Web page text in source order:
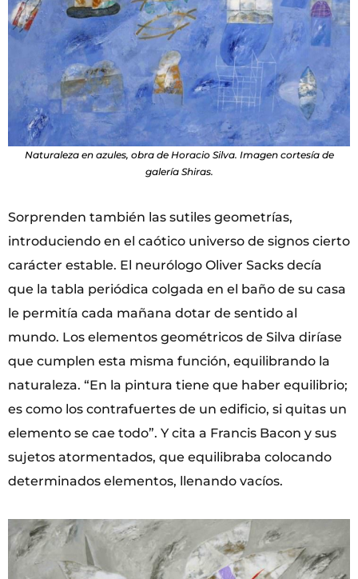
Naturaleza en azules, obra de Horacio Silva. Imagen cortesía de
galería Shiras.
Sorprenden también las sutiles geometrías,
introduciendo en el caótico universo de signos cierto
carácter estable. El neurólogo Oliver Sacks decía
que la tabla periódica colgada en el baño de su casa
le permitía cada mañana dotar de sentido al
mundo. Los elementos geométricos de Silva diríase
que cumplen esta misma función, equilibrando la
naturaleza. “En la pintura tiene que haber equilibrio;
es como los contrafuertes de un edificio, si quitas un
elemento se cae todo”. Y cita a Francis Bacon y sus
sujetos atormentados, que equilibraba colocando
determinados elementos, llenando vacíos.